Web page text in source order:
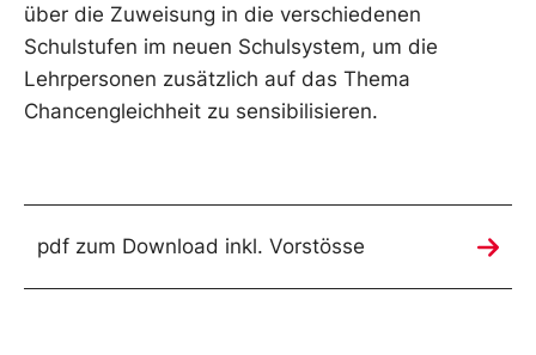
über die Zuweisung in die verschiedenen
Schulstufen im neuen Schulsystem, um die
Lehrpersonen zusätzlich auf das Thema
Chancengleichheit zu sensibilisieren.
pdf zum Download inkl. Vorstösse